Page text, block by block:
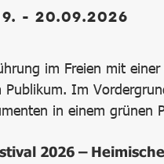
- 20.09.2026
2026 –